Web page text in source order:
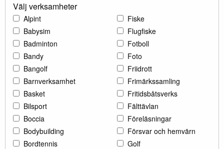
Välj verksamheter
Alpint
Babysim
Badminton
Bandy
Bangolf
Barnverksamhet
Basket
Bilsport
Boccia
Bodybuilding
Bordtennis
Fiske
Flugfiske
Fotboll
Foto
Friidrott
Frimärkssamling
Fritidsbåtsverks
Fälttävlan
Föreläsningar
Försvar och hemvärn
Golf